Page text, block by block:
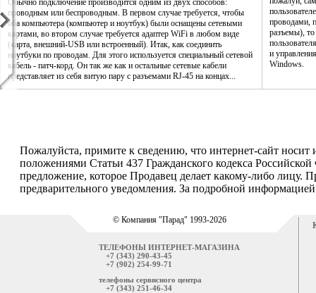
Обычно подключение производится одним из двух способов:
проводным или беспроводным. В первом случае требуется, чтобы
оба компьютера (компьютер и ноутбук) были оснащены сетевыми
картами, во втором случае требуется адаптер WiFi в любом виде
(карта, внешний-USB или встроенный). Итак, как соединить
ноутбуки по проводам. Для этого используется специальный сетевой
кабель - патч-корд. Он так же как и остальные сетевые кабели
представляет из себя витую пару с разъемами RJ-45 на концах...
проводами,
разъемы), то
и
Windows.
Пожалуйста, примите к сведению, что интернет-сайт
положениями Статьи 437 Гражданского кодекса
предложение, которое Продавец делает какому-либо лицу.
предварительного уведомления. За подробной
© Компания "Парад" 1993-2026
ТЕЛЕФОНЫ ИНТЕРНЕТ-МАГАЗИНА
+7 (343) 290-43-45
+7 (902) 254-99-71
телефоны сервисного центра
+7 (343) 251-46-34